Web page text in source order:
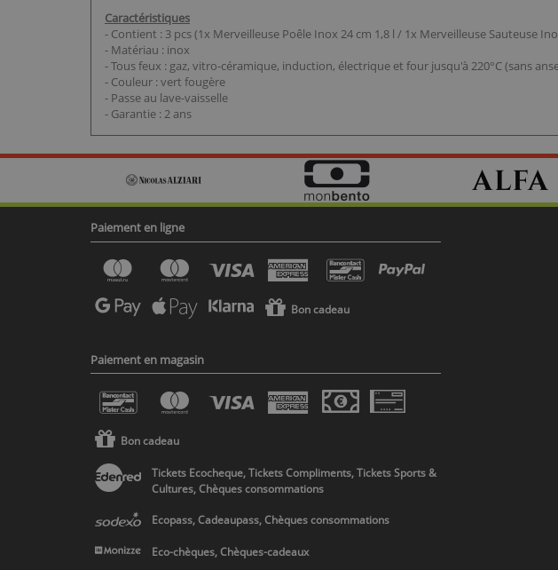
Caractéristiques
- Contient : 3 pcs (1x Merveilleuse Poêle Inox 24 cm 1,8 l / 1x Merveilleuse Sauteuse
- Matériau : inox
- Tous feux : gaz, vitro-céramique, induction, électrique et four jusqu'à 220°C (sans
- Couleur : vert fougère
- Passe au lave-vaisselle
- Garantie : 2 ans
Paiement en ligne
Bon cadeau
Paiement en magasin
Bon cadeau
Tickets Ecocheque, Tickets Compliments, Tickets Sports &
Cultures, Chèques consommations
Ecopass, Cadeaupass, Chèques consommations
Eco-chèques, Chèques-cadeaux